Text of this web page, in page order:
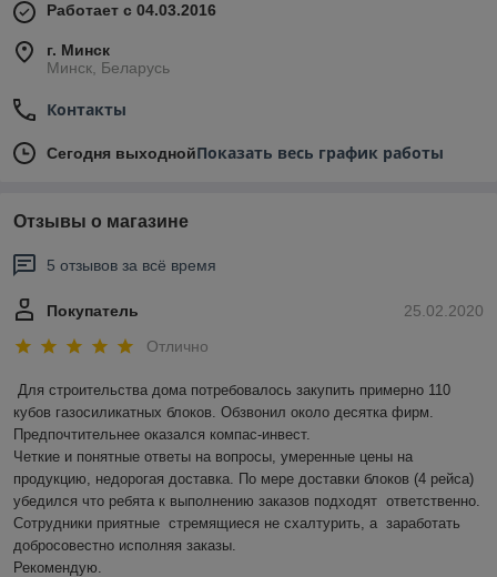
Работает с 04.03.2016
г. Минск
Минск, Беларусь
Контакты
Сегодня выходнойПоказать весь график работы
Отзывы о магазине
5 отзывов за всё время
25.02.2020
Покупатель
Отлично
Для строительства дома потребовалось закупить примерно 110
кубов газосиликатных блоков. Обзвонил около десятка фирм.
Предпочтительнее оказался компас-инвест.
Четкие и понятные ответы на вопросы, умеренные цены на
продукцию, недорогая доставка. По мере доставки блоков (4 рейса)
убедился что ребята к выполнению заказов подходят  ответственно.
Сотрудники приятные  стремящиеся не схалтурить, а  заработать
добросовестно исполняя заказы.
Рекомендую.